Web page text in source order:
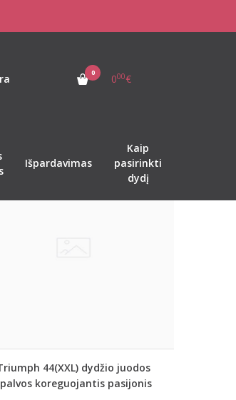
0 000€
Išpardavimas
Kaip
pasirinkti
dydį
-35
44(XXL) dydžio juodos
koreguojantis pasijonis